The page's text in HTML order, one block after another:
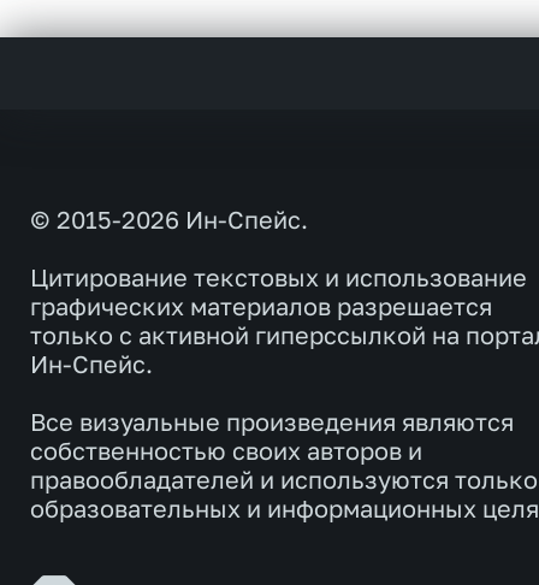
© 2015-2026 Ин-Спейс.
Цитирование текстовых и использование
графических материалов разрешается
только с активной гиперссылкой на
Ин-Спейс.
Все визуальные произведения являются
собственностью своих авторов и
правообладателей и используются
образовательных и информационных